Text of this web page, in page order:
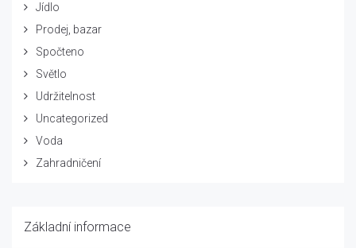
Jídlo
Prodej, bazar
Spočteno
Světlo
Udržitelnost
Uncategorized
Voda
Zahradničení
Základní informace